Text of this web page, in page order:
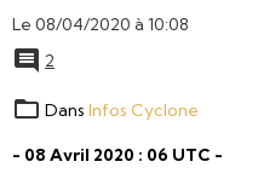
Le 08/04/2020 à 10:08
2
Dans Infos Cyclone
- 08 Avril 2020 : 06 UTC -